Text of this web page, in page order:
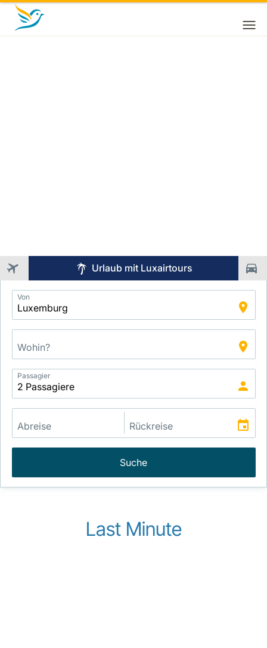
Urlaub mit Luxairtours
Application
Intelligent
Package
Von
Passagier
Suche
Last Minute